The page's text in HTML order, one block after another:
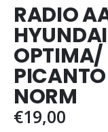
RADIO
OPTIMA/
NORM
€19,00